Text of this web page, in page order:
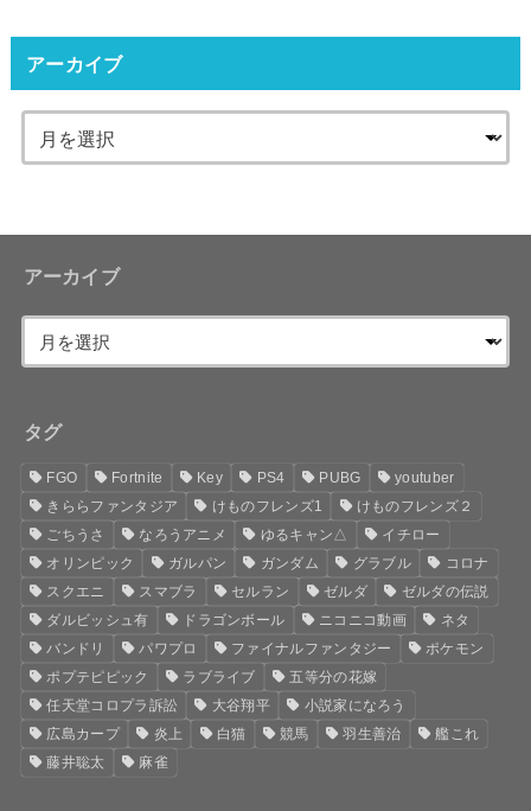
アーカイブ
アーカイブ
タグ
FGO Fortnite Key PS4 PUBG
youtuber
きららファンタジア
けものフレンズ1
けものフレンズ２
ごちうさ
なろうアニメ ゆるキャン△
イチロー
オリンピック
ガルパン ガンダム グラブル
コロナ
スクエニ
スマブラ セルラン ゼルダ
ゼルダの伝説
ダルビッシュ有
ドラゴンボール ニコニコ動画
ネタ
バンドリ
パワプロ ファイナルファンタジー
ポケモン
ポプテピピック
ラブライブ
五等分の花嫁
任天堂コロプラ訴訟
大谷翔平
小説家になろう
広島カープ
炎上 白猫 競馬 羽生善治
艦これ
藤井聡太
麻雀